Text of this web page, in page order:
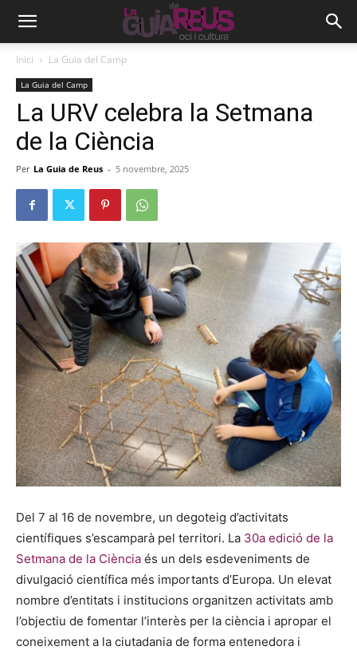
Inici La Guia del Camp
La Guia del Camp
La URV celebra la Setmana
de la Ciència
Per La Guia de Reus - 5 novembre, 2025
Del 7 al 16 de novembre, un degoteig d’activitats
científiques s’escamparà pel territori. La 30a edició de la
Setmana de la Ciència és un dels esdeveniments de
divulgació científica més importants d’Europa. Un elevat
nombre d’entitats i institucions organitzen activitats amb
l’objectiu de fomentar l’interès per la ciència i apropar el
coneixement a la ciutadania de forma entenedora i